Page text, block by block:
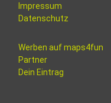
Impressum
Datenschutz
Werben auf maps4fun
Partner
Dein Eintrag